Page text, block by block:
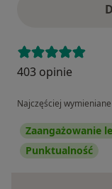
403 opinie
Najczęściej
Zaangażowanie
Punktualność